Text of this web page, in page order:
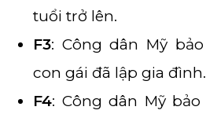
tuổi trở lên.
F3: Công dân Mỹ
con gái đã lập gia đình.
F4: Công dân Mỹ